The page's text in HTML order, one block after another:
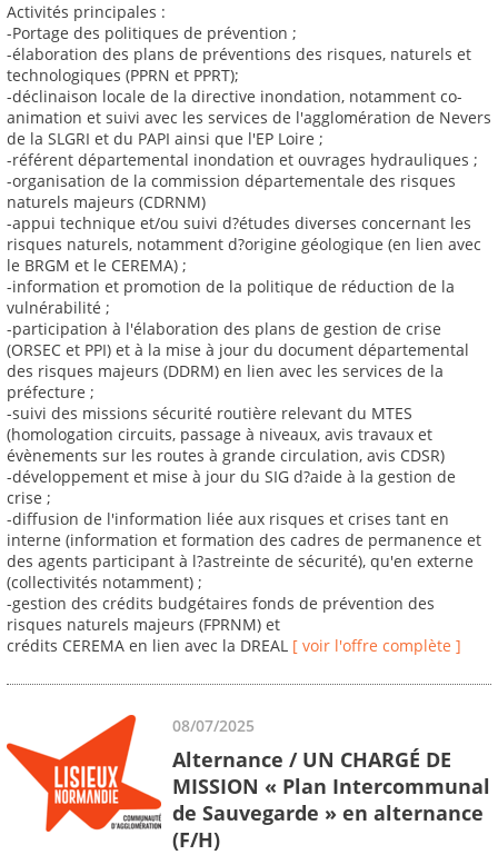
Activités principales :
-Portage des politiques de prévention ;
-élaboration des plans de préventions des risques, naturels et
technologiques (PPRN et PPRT);
-déclinaison locale de la directive inondation, notamment co-
animation et suivi avec les services de l'agglomération de Nevers
de la SLGRI et du PAPI ainsi que l'EP Loire ;
-référent départemental inondation et ouvrages hydrauliques ;
-organisation de la commission départementale des risques
naturels majeurs (CDRNM)
-appui technique et/ou suivi d?études diverses concernant les
risques naturels, notamment d?origine géologique (en lien avec
le BRGM et le CEREMA) ;
-information et promotion de la politique de réduction de la
vulnérabilité ;
-participation à l'élaboration des plans de gestion de crise
(ORSEC et PPI) et à la mise à jour du document départemental
des risques majeurs (DDRM) en lien avec les services de la
préfecture ;
-suivi des missions sécurité routière relevant du MTES
(homologation circuits, passage à niveaux, avis travaux et
évènements sur les routes à grande circulation, avis CDSR)
-développement et mise à jour du SIG d?aide à la gestion de
crise ;
-diffusion de l'information liée aux risques et crises tant en
interne (information et formation des cadres de permanence et
des agents participant à l?astreinte de sécurité), qu'en externe
(collectivités notamment) ;
-gestion des crédits budgétaires fonds de prévention des
risques naturels majeurs (FPRNM) et
crédits CEREMA en lien avec la DREAL [ voir l'offre complète ]
08/07/2025
Alternance / UN CHARGÉ DE
MISSION « Plan Intercommunal
de Sauvegarde » en alternance
(F/H)